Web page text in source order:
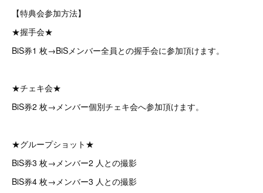
【特典会参加方法】
★握手会★
BiS券1 枚→BiSメンバー全員との握手会に参加頂けます。
★チェキ会★
BiS券2 枚→メンバー個別チェキ会へ参加頂けます。
★グループショット★
BiS券3 枚→メンバー2 人との撮影
BiS券4 枚→メンバー3 人との撮影